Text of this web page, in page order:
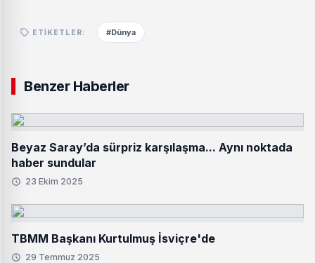
ETIKETLER: #Dünya
Benzer Haberler
Beyaz Saray’da sürpriz karşılaşma... Aynı noktada
haber sundular
23 Ekim 2025
TBMM Başkanı Kurtulmuş İsviçre'de
29 Temmuz 2025